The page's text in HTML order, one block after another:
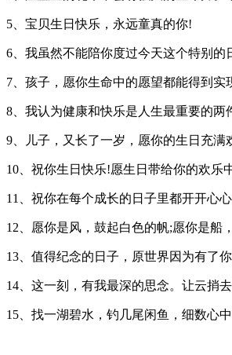
5、宝贝生日快乐，永远童真的你!
6、我虽然不能陪你度过今天这个特别
7、孩子，愿你生命中的愿望都能得到
8、我认为健康和快乐是人生最重要的
9、儿子，又长了一岁，愿你的生日充满
10、祝你生日快乐!愿生日带给你的欢乐
11、祝你在每个成长的日子里都开开心
12、愿你是风，鼓起白色的帆;愿你是船
13、值得纪念的日子，原世界因为有了
14、这一刻，有我最深的思念。让云捎
15、找一湖碧水，钓几尾闲鱼，细数心